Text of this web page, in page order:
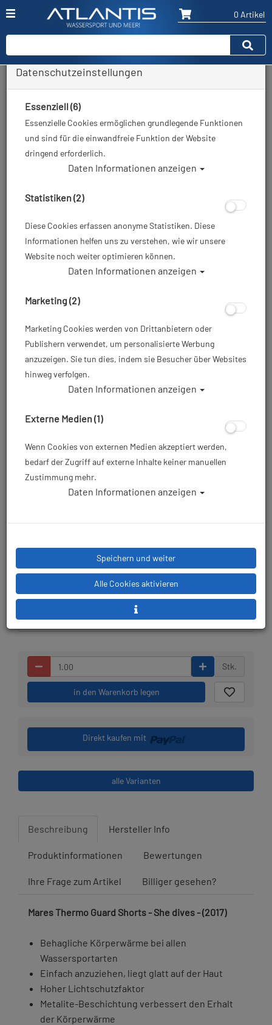
0 Artikel
Zurück
Gr: M
79,95 €*
Werktagen: lagernd
Stk.
in den Warenkorb legen
Direkt kaufen mit
alle Varianten
Beschreibung Hersteller Info
Produktinformationen Bewertungen
Ihre Frage zum Artikel Billiger gesehen?
Mares Thermo Guard Shorts - She dives - (2017)
Behagliche Körperwärme bei allen
Wassersportarten
Einfach anzuziehen, liegt glatt auf der Haut
Hoher Lichtschutzfaktor
Metalite-Beschichtung verbessert den Erhalt
der Körperwärme
Datenschutzeinstellungen
Essenziell (6)
Essenzielle Cookies ermöglichen grundlegende Funktionen
und sind für die einwandfreie Funktion der Website
dringend erforderlich.
Daten Informationen anzeigen
Statistiken (2)
Diese Cookies erfassen anonyme Statistiken. Diese
Informationen helfen uns zu verstehen, wie wir unsere
Website noch weiter optimieren können.
Daten Informationen anzeigen
Marketing (2)
Marketing Cookies werden von Drittanbietern oder
Publishern verwendet, um personalisierte Werbung
anzuzeigen. Sie tun dies, indem sie Besucher über Websites
hinweg verfolgen.
Daten Informationen anzeigen
Externe Medien (1)
Wenn Cookies von externen Medien akzeptiert werden,
bedarf der Zugriff auf externe Inhalte keiner manuellen
Zustimmung mehr.
Daten Informationen anzeigen
Speichern und weiter
Alle Cookies aktivieren